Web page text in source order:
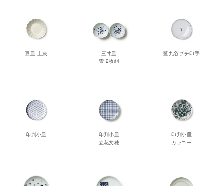
豆皿 土灰
三寸皿
雪 2枚組
藍九谷プチ印手
印判小皿
印判小皿
立花文穂
印判小皿
カッコー